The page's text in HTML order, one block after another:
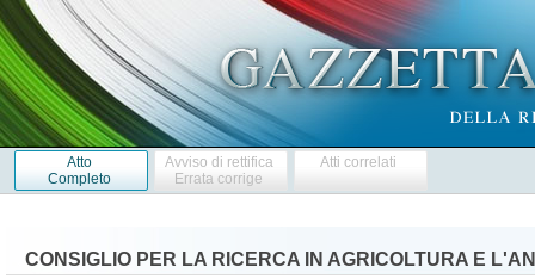
Atto
Completo
Avviso di rettifica
Errata corrige
Atti correlati
CONSIGLIO PER LA RICERCA IN AGRICOLTURA E